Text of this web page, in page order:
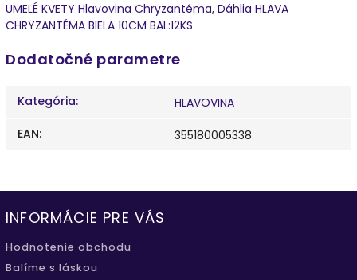
UMELÉ KVETY Hlavovina Chryzantéma, Dáhlia HLAVA
CHRYZANTÉMA BIELA 10CM BAL:12KS
Dodatočné parametre
Kategória:
HLAVOVINA
EAN: 355180005338
INFORMÁCIE PRE VÁS
Hodnotenie obchodu
Balíme s láskou